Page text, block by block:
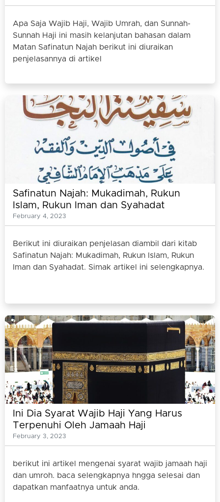
Apa Saja Wajib Haji, Wajib Umrah, dan Sunnah-
Sunnah Haji ini masih kelanjutan bahasan dalam
Matan Safinatun Najah berikut ini diuraikan
penjelasannya di artikel
Safinatun Najah: Mukadimah, Rukun
Islam, Rukun Iman dan Syahadat
February 4, 2023
Berikut ini diuraikan penjelasan diambil dari kitab
Safinatun Najah: Mukadimah, Rukun Islam, Rukun
Iman dan Syahadat. Simak artikel ini selengkapnya.
Ini Dia Syarat Wajib Haji Yang Harus
Terpenuhi Oleh Jamaah Haji
February 3, 2023
berikut ini artikel mengenai syarat wajib jamaah haji
dan umroh. baca selengkapnya hngga selesai dan
dapatkan manfaatnya untuk anda.